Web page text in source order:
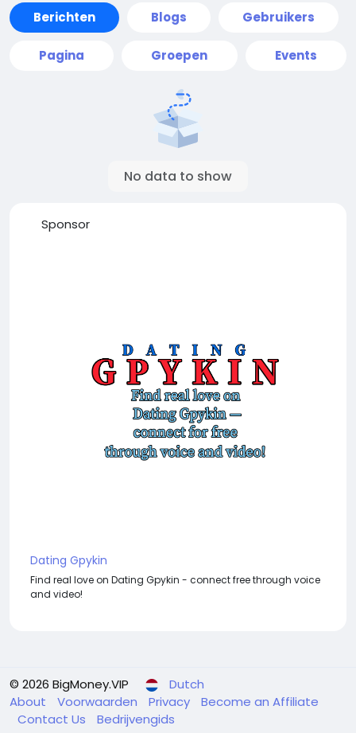
Berichten Blogs Gebruikers
Pagina Groepen Events
No data to show
Sponsor
Dating Gpykin
Find real love on Dating Gpykin - connect free through voice
and video!
© 2026 BigMoney.VIP
Dutch
About
Voorwaarden Privacy
Become an Affiliate
Contact Us
Bedrijvengids